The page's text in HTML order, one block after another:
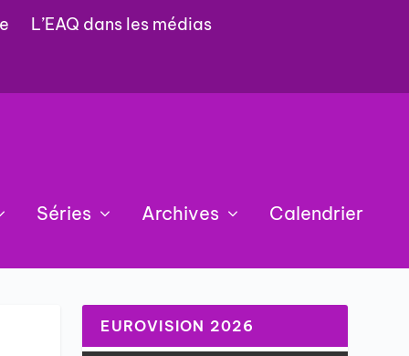
L’EAQ dans les médias
Séries Archives Calendrier
EUROVISION 2026